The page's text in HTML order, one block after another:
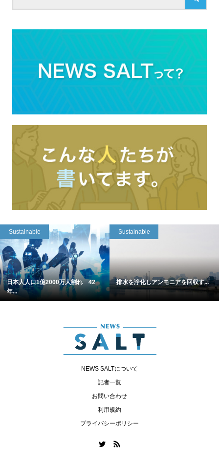
Sustainable
日本人人口1億2000万人割れ 42
年...
Sustainable
排水を浄化しアンモニアを回収す...
NEWS SALTについて
記者一覧
お問い合わせ
利用規約
プライバシーポリシー